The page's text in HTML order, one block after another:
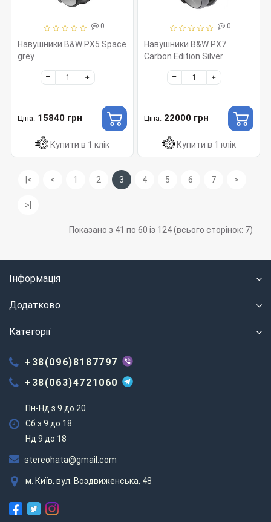
0
Навушники B&W PX5 Space
grey
Ціна: 15840 грн
Купити в 1 клік
0
Навушники B&W PX7
Carbon Edition Silver
Ціна: 22000 грн
Купити в 1 клік
|< < 1 2 3 4 5 6 7 >
>|
Показано з 41 по 60 із 124 (всього сторінок: 7)
Інформація
Додатково
Категорії
+38(096)8187797
+38(063)4721060
Пн-Нд з 9 до 20
Сб з 9 до 18
Нд 9 до 18
stereohata@gmail.com
м. Київ, вул. Воздвиженська, 48